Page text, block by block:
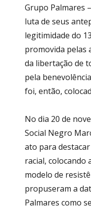
Grupo Palmares
luta de seus
legitimidade do
promovida pelas
da libertação de
pela
foi, então,
No dia 20 de
Social Negro
ato para
racial, colocando
modelo de
propuseram a
Palmares como